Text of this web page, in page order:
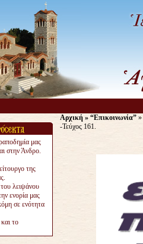
μας
στην Άνδρο.
της
λειψάνου
ενορία μας
σε ενότητα
το
Αρχική» “Επικοινωνία”»
-Τεύχος 161.